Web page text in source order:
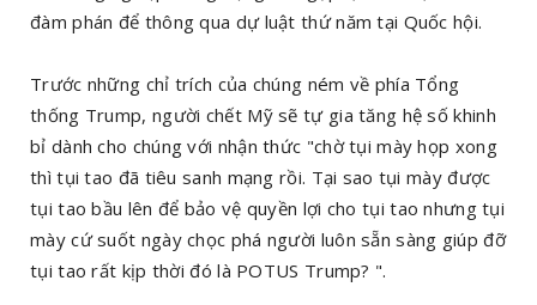
đàm phán để thông qua dự luật thứ năm tại Quốc hội.
Trước những chỉ trích của chúng ném về phía Tổng
thống Trump, người chết Mỹ sẽ tự gia tăng hệ số khinh
bỉ dành cho chúng với nhận thức "chờ tụi mày họp xong
thì tụi tao đã tiêu sanh mạng rồi. Tại sao tụi mày được
tụi tao bầu lên để bảo vệ quyền lợi cho tụi tao nhưng tụi
mày cứ suốt ngày chọc phá người luôn sẵn sàng giúp đỡ
tụi tao rất kịp thời đó là POTUS Trump? ".